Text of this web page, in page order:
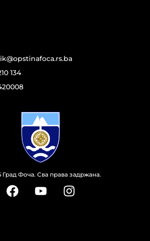
Град Фоча. Сва права задржана.
134